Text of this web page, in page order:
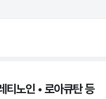
티노인 • 로아큐탄 등